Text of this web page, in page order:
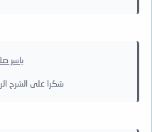
ياسر
شكرا على الشرح